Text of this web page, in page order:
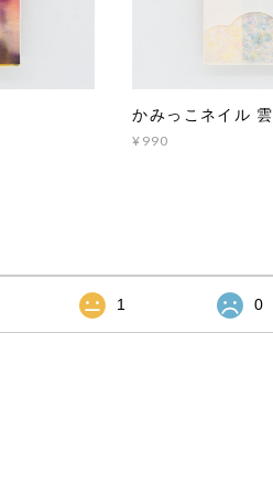
かみっこネイル 雲
¥990
1 0